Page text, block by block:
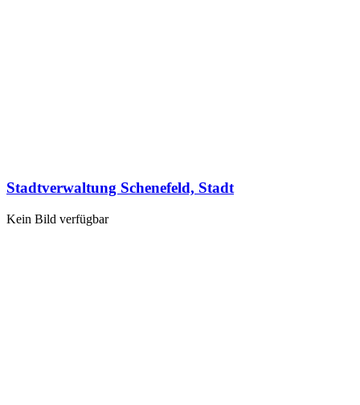
Stadtverwaltung Schenefeld, Stadt
Kein Bild verfügbar